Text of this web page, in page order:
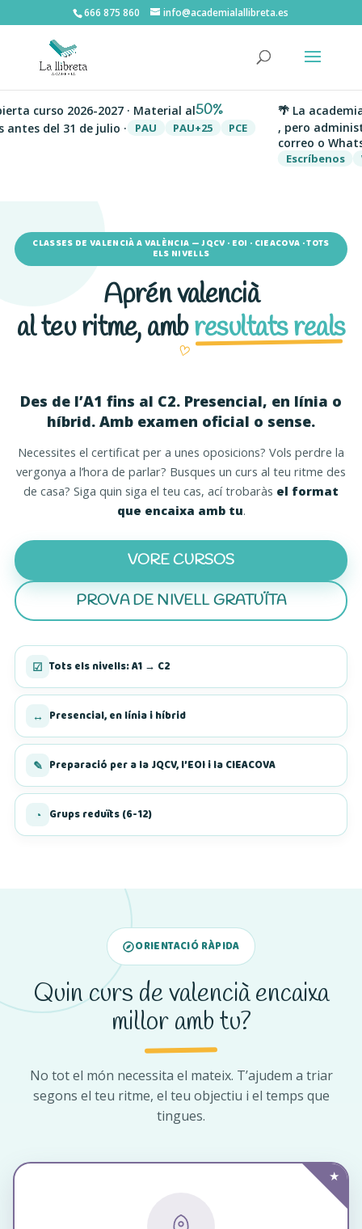
666 875 860 info@academialallibreta.es
curso 2026-2027 · Material al50%
del 31 de julio · PAU PAU+25 PCE
🌴 La
, pero
correo o
Escríbenos
CLASSES DE VALENCIÀ A VALÈNCIA — JQCV · EOI · CIEACOVA · TOTS
ELS NIVELLS
Aprén valencià
al teu ritme, ambresultats reals
♡
Des de l’A1 fins al C2. Presencial, en línia o
híbrid. Amb examen oficial o sense.
Necessites el certificat per a unes oposicions? Vols perdre la
vergonya a l’hora de parlar? Busques un curs al teu ritme des
de casa? Siga quin siga el teu cas, ací trobaràs el format
que encaixa amb tu.
VORE CURSOS
PROVA DE NIVELL GRATUÏTA
(S’OBRI EN UNA
☑ Tots els nivells: A1 → C2
↔ Presencial, en línia i híbrid
✎ Preparació per a la JQCV, l’EOI i la CIEACOVA
◔ Grups reduïts (6-12)
ORIENTACIÓ RÀPIDA
Quin curs de valencià encaixa
millor amb tu?
No tot el món necessita el mateix. T’ajudem a triar
segons el teu ritme, el teu objectiu i el temps que
tingues.
★